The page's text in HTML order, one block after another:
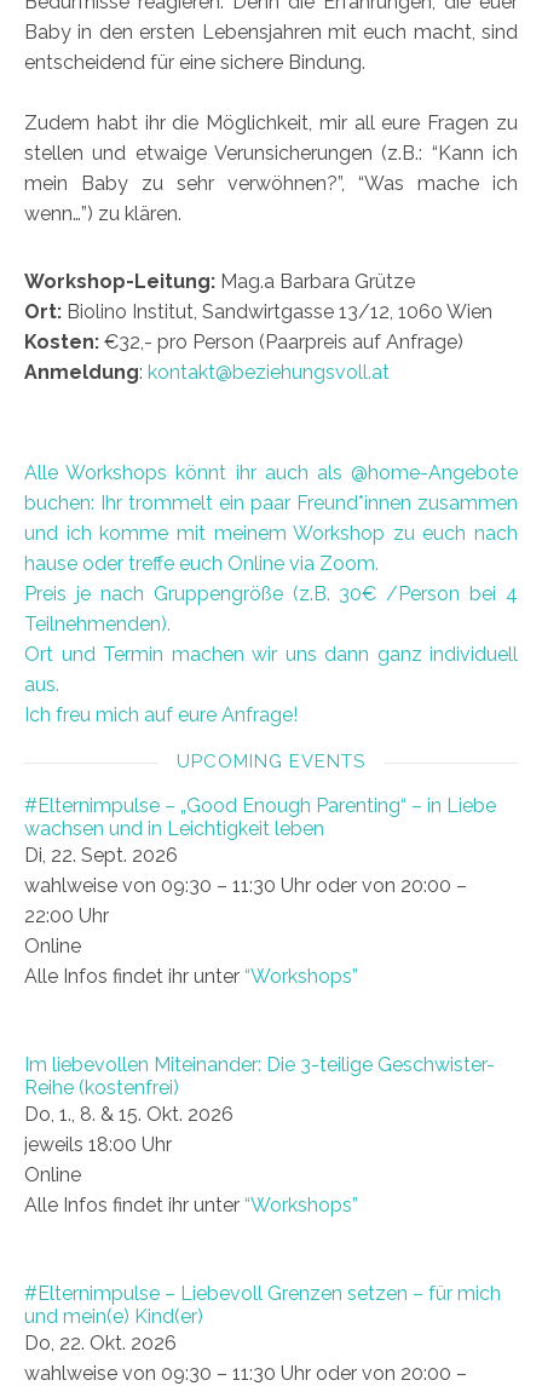
Baby in den ersten Lebensjahren mit euch macht, sind
entscheidend für eine sichere Bindung.
Zudem habt ihr die Möglichkeit, mir all eure Fragen zu
stellen und etwaige Verunsicherungen (z.B.: “Kann ich
mein Baby zu sehr verwöhnen?”, “Was mache ich
wenn…”) zu klären.
Workshop-Leitung: Mag.a Barbara Grütze
Ort: Biolino Institut, Sandwirtgasse 13/12, 1060 Wien
Kosten: €32,- pro Person (Paarpreis auf Anfrage)
Anmeldung: kontakt@beziehungsvoll.at
Alle Workshops könnt ihr auch als @home-Angebote
buchen: Ihr trommelt ein paar Freund*innen zusammen
und ich komme mit meinem Workshop zu euch nach
hause oder treffe euch Online via Zoom.
Preis je nach Gruppengröße (z.B. 30€ /Person bei 4
Teilnehmenden).
Ort und Termin machen wir uns dann ganz individuell
aus.
Ich freu mich auf eure Anfrage!
UPCOMING EVENTS
#Elternimpulse – „Good Enough Parenting“ – in Liebe
wachsen und in Leichtigkeit leben
Di, 22. Sept. 2026
wahlweise von 09:30 – 11:30 Uhr oder von 20:00 –
22:00 Uhr
Online
Alle Infos findet ihr unter “Workshops”
Im liebevollen Miteinander: Die 3-teilige Geschwister-
Reihe (kostenfrei)
Do, 1., 8. & 15. Okt. 2026
jeweils 18:00 Uhr
Online
Alle Infos findet ihr unter “Workshops”
#Elternimpulse – Liebevoll Grenzen setzen – für mich
und mein(e) Kind(er)
Do, 22. Okt. 2026
wahlweise von 09:30 – 11:30 Uhr oder von 20:00 –